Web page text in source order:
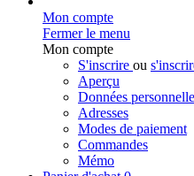
Fermer le menu
Mon compte
S'inscrire
Aperçu
Données personnelles
Adresses
Modes de paiement
Commandes
Mémo
Panier d'achat